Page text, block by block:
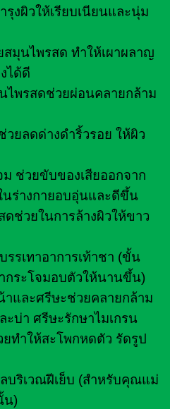
งผิวให้เรียบเนียนและนุ่ม
มุนไพรสด ทำให้เผาผลาญ
ได้ดี
ไพรสดช่วยผ่อนคลายกล้าม
ยลดด่างดำริ้วรอย ให้ผิว
ช่วยขับของเสียออกจาก
นร่างกายอบอุ่นและดีขึ้น
ช่วยในการล้างผิวให้ขาว
รเทาอาการเท้าชา (ขั้น
กระโจมอบตัวให้นานขึ้น)
และศรีษะช่วยคลายกล้าม
ะบ่า ศรีษะรักษาไมเกรน
ยทำให้สะโพกหดตัว รัดรูป
บริเวณฝีเย็บ (สำหรับคุณแม่
น)